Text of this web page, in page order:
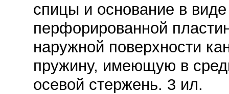
спицы и основание в
перфорированной
наружной поверхности
пружину, имеющую в
осевой стержень. 3 ил.